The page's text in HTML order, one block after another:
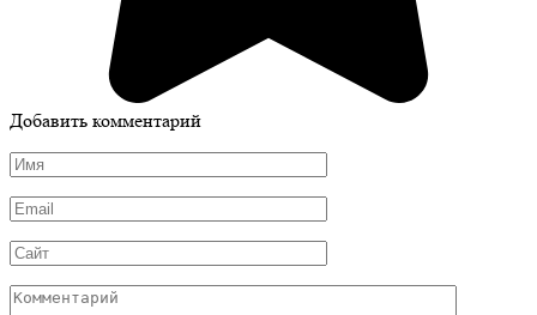
Добавить комментарий
Имя
Email
Сайт
Комментарий